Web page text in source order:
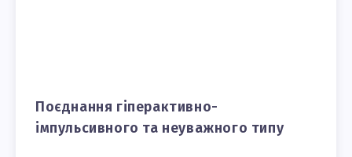
Поєднання гіперактивно-
імпульсивного та неуважного типу